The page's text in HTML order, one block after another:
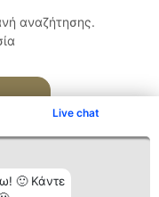
Live chat
🙂 Κάντε
αναζήτησης.